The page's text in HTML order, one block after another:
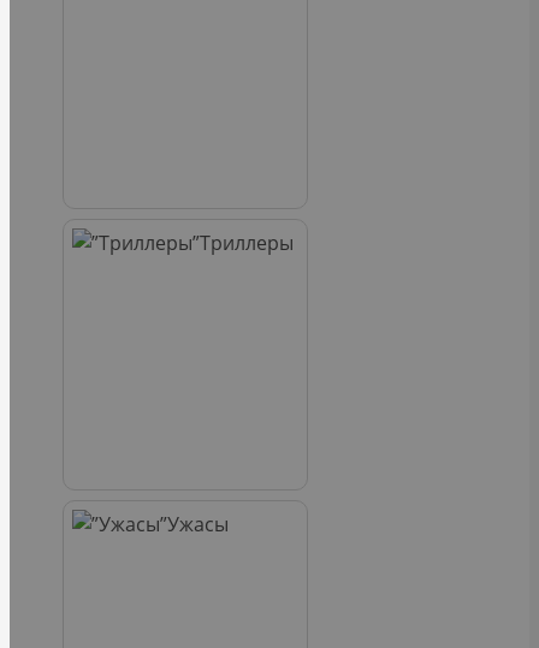
Триллеры
Ужасы